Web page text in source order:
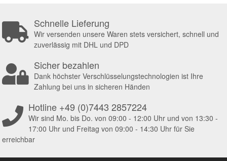
Schnelle Lieferung
Wir versenden unsere Waren stets versichert, schnell und
zuverlässig mit DHL und DPD
Sicher bezahlen
Dank höchster Verschlüsselungstechnologien ist Ihre
Zahlung bei uns in sicheren Händen
Hotline +49 (0)7443 2857224
Wir sind Mo. bis Do. von 09:00 - 12:00 Uhr und von 13:30 -
17:00 Uhr und Freitag von 09:00 - 14:30 Uhr für Sie
erreichbar